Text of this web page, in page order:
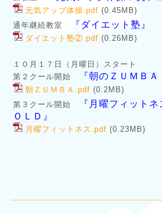
元気アップ体操.pdf (0.45MB)
通年継続教室
『ダイエット塾』
ダイエット塾②.pdf (0.26MB)
１０月１７日（月曜日）スタート
第２クール開始
『朝のＺＵＭＢ
朝ＺＵＭＢＡ.pdf (0.2MB)
第３クール開始
『月曜フィット
ＯＬＤ』
月曜フィットネス.pdf (0.23MB)